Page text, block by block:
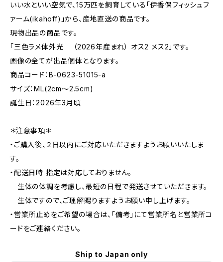
いい水といい空気で、15万匹を飼育している「伊香保フィッシュフ
ァーム(ikahoff)」から、産地直送の商品です。
現物出品の商品です。
「三色ラメ体外光 （2026年産まれ） オス2 メス2」です。
画像の全てが出品個体となります。
商品コード：B-0623-51015-a
サイズ：ML(2cm〜2.5cm)
誕生日：2026年3月頃
＊注意事項＊
・ご購入後、２日以内にご対応いただきますようお願いいたしま
す。
・配送日時 指定は対応しておりません。
生体の体調を考慮し、最短の日程で発送させていただきます。
生体ですので、ご理解賜りますようお願い申し上げます。
・営業所止めをご希望の場合は、「備考」にて営業所名と営業所コ
ードをご連絡ください。
Ship to Japan only